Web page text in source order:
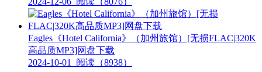
Eagles《Hotel California》（加州旅馆）[无损FLAC|320K
高品质MP3]网盘下载
2024-10-01
阅读（8938）